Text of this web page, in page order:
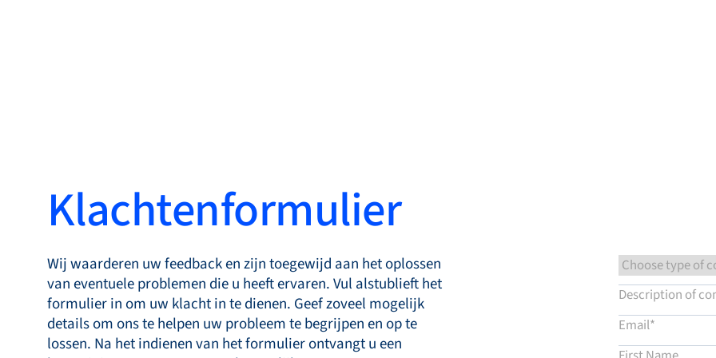
Service & support
Academy
Bronkhorst
Neem contact op
Klachtenformulier
Wij waarderen uw feedback en zijn toegewijd aan het oplossen
van eventuele problemen die u heeft ervaren. Vul alstublieft het
formulier in om uw klacht in te dienen. Geef zoveel mogelijk
details om ons te helpen uw probleem te begrijpen en op te
lossen. Na het indienen van het formulier ontvangt u een